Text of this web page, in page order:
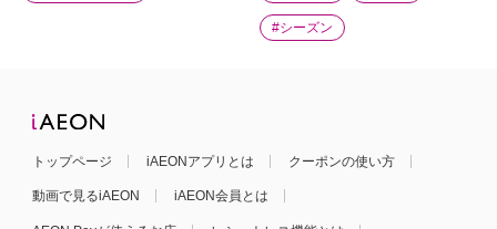
#シーズン
トップページ iAEONアプリとは クーポンの使い方
動画で見るiAEON iAEON会員とは